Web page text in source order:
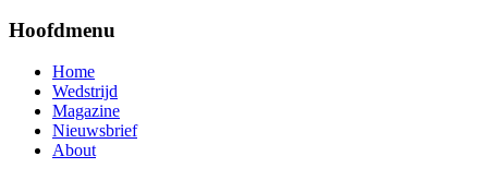
Hoofdmenu
Home
Wedstrijd
Magazine
Nieuwsbrief
About